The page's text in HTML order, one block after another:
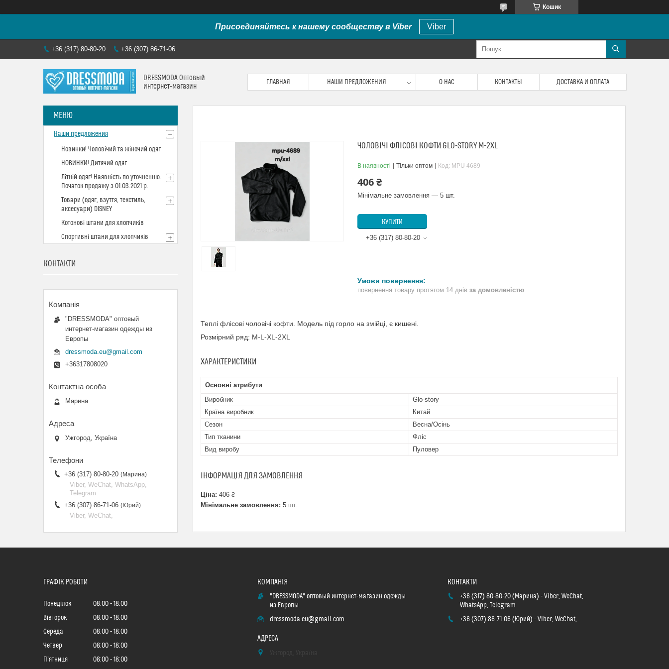
Кошик
Присоединяйтесь к нашему сообществу в Viber Viber
+36 (317) 80-80-20 +36 (307) 86-71-06
DRESSMODA Оптовый
интернет-магазин
ГЛАВНАЯ НАШИ ПРЕДЛОЖЕНИЯ О НАС КОНТАКТЫ ДОСТАВКА И ОПЛАТА
ЧОЛОВІЧІ ФЛІСОВІ КОФТИ GLO-STORY М-2XL
В наявності Тільки оптом Код: MPU 4689
406 ₴
Мінімальне замовлення — 5 шт.
КУПИТИ
+36 (317) 80-80-20
повернення товару протягом 14 днів за домовленістю
Теплі флісові чоловічі кофти. Модель під горло на змійці, є кишені.
Розмірний ряд: M-L-XL-2XL
ХАРАКТЕРИСТИКИ
Основні атрибути
Виробник
Glo-story
Країна виробник
Китай
Сезон
Весна/Осінь
Тип тканини
Фліс
Вид виробу
Пуловер
ІНФОРМАЦІЯ ДЛЯ ЗАМОВЛЕННЯ
Ціна: 406 ₴
Мінімальне замовлення: 5 шт.
Наши предложения
Новинки! Чоловічий та жіночий одяг
НОВИНКИ! Дитячий одяг
Літній одяг! Наявність по уточненню.
Початок продажу з 01.03.2021 р.
Товари (одяг, взуття, текстиль,
аксесуари) DISNEY
Котонові штани для хлопчиків
Спортивні штани для хлопчиків
КОНТАКТИ
"DRESSMODA" оптовый
интернет-магазин одежды из
Европы
dressmoda.eu@gmail.com
+36317808020
Марина
Ужгород, Україна
+36 (317) 80-80-20 Марина
Viber, WeChat, WhatsApp,
Telegram
+36 (307) 86-71-06
Юрий
Viber, WeChat,
ГРАФІК РОБОТИ
Понеділок 08:00
18:00
Вівторок
08:00
18:00
Середа
08:00
18:00
Четвер
08:00
18:00
Пʼятниця
08:00 18:00
"DRESSMODA" оптовый интернет-магазин одежды
из Европы
dressmoda.eu@gmail.com
+36 (317) 80-80-20 Марина
Viber, WeChat,
WhatsApp, Telegram
+36 (307) 86-71-06
Юрий Viber, WeChat,